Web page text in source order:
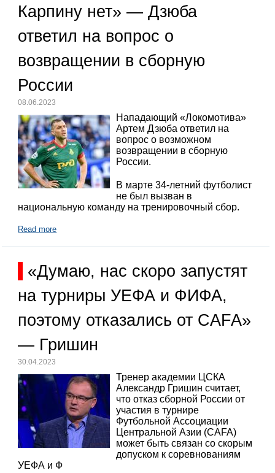
Карпину нет» — Дзюба
ответил на вопрос о
возвращении в сборную
России
08.06.2023
Нападающий «Локомотива»
Артем Дзюба ответил на
вопрос о возможном
возвращении в сборную
России.
В марте 34-летний футболист
не был вызван в
национальную команду на тренировочный сбор.
Read more
«Думаю, нас скоро запустят
на турниры УЕФА и ФИФА,
поэтому отказались от CAFA»
— Гришин
30.04.2023
Тренер академии ЦСКА
Александр Гришин считает,
что отказ сборной России от
участия в турнире
Футбольной Ассоциации
Центральной Азии (CAFA)
может быть связан со скорым
допуском к соревнованиям
УЕФА и Ф